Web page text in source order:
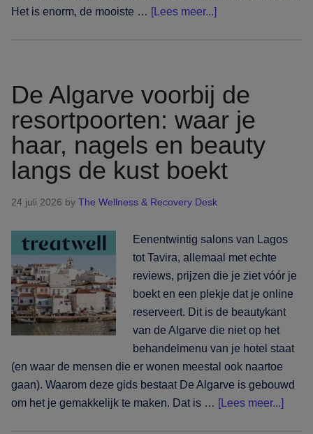
Het is enorm, de mooiste … [Lees meer...]overEén
haar,
nagels
en
beauty
boeken
op
De Algarve voorbij de
resortpoorten: waar je
haar, nagels en beauty
langs de kust boekt
24 juli 2026 by The Wellness & Recovery Desk
Eenentwintig salons van Lagos
tot Tavira, allemaal met echte
reviews, prijzen die je ziet vóór je
boekt en een plekje dat je online
reserveert. Dit is de beautykant
van de Algarve die niet op het
behandelmenu van je hotel staat
(en waar de mensen die er wonen meestal ook naartoe
gaan). Waarom deze gids bestaat De Algarve is gebouwd
om het je gemakkelijk te maken. Dat is … [Lees meer...]